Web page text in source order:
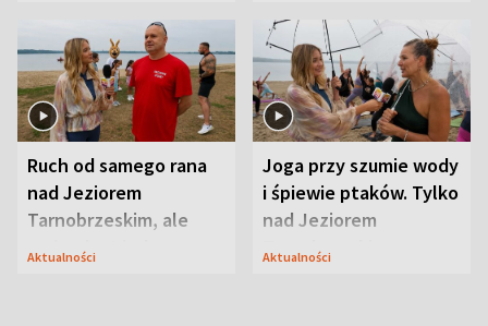
Ruch od samego rana
nad Jeziorem
Tarnobrzeskim, ale
ważna jest jedna
Aktualności
Joga przy szumie wody
i śpiewie ptaków. Tylko
nad Jeziorem
Tarnobrzeskim
Aktualności